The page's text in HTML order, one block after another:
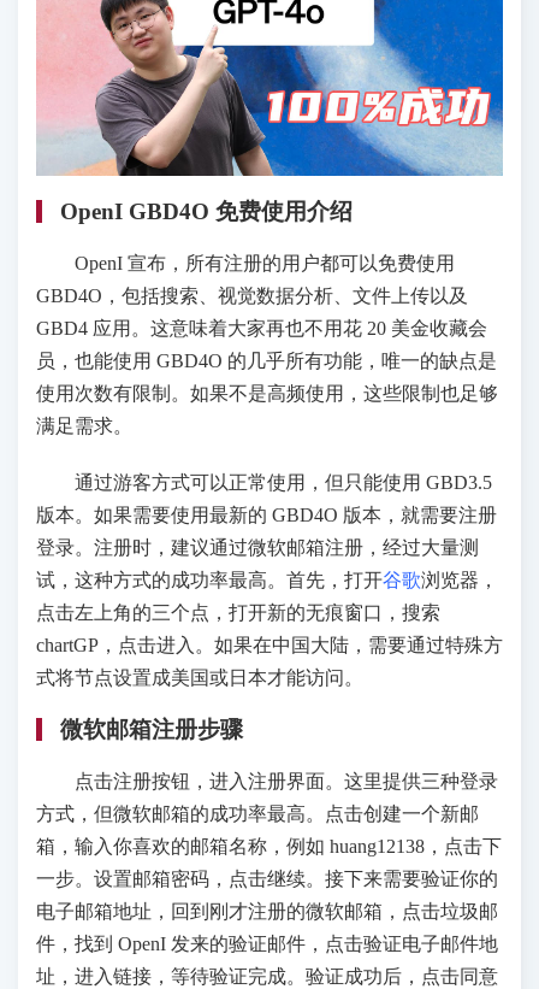
OpenI GBD4O 免费使用介绍
OpenI 宣布，所有注册的用户都可以免费使用
GBD4O，包括搜索、视觉数据分析、文件上传以及
GBD4 应用。这意味着大家再也不用花 20 美金收藏会
员，也能使用 GBD4O 的几乎所有功能，唯一的缺点是
使用次数有限制。如果不是高频使用，这些限制也足够
满足需求。
通过游客方式可以正常使用，但只能使用 GBD3.5
版本。如果需要使用最新的 GBD4O 版本，就需要注册
登录。注册时，建议通过微软邮箱注册，经过大量测
试，这种方式的成功率最高。首先，打开谷歌浏览器，
点击左上角的三个点，打开新的无痕窗口，搜索
chartGP，点击进入。如果在中国大陆，需要通过特殊方
式将节点设置成美国或日本才能访问。
微软邮箱注册步骤
点击注册按钮，进入注册界面。这里提供三种登录
方式，但微软邮箱的成功率最高。点击创建一个新邮
箱，输入你喜欢的邮箱名称，例如 huang12138，点击下
一步。设置邮箱密码，点击继续。接下来需要验证你的
电子邮箱地址，回到刚才注册的微软邮箱，点击垃圾邮
件，找到 OpenI 发来的验证邮件，点击验证电子邮件地
址，进入链接，等待验证完成。验证成功后，点击同意